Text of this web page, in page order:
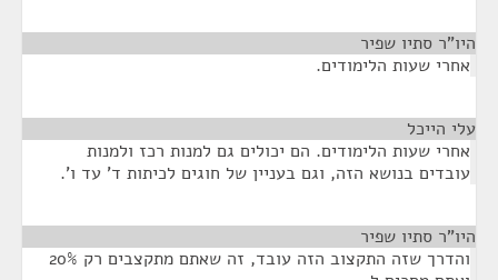
היו"ר סתיו שפיר
אחרי שעות הלימודים.
עלי הייכל
אחרי שעות הלימודים. הם יכולים גם למנות רכז ולמנות
עובדים בנושא הזה, וגם בעניין של חוגים לכיתות ד' עד ו'.
היו"ר סתיו שפיר
והדרך שזה התקצוב הזה עובד, זה שאתם מתקצבים רק 20%